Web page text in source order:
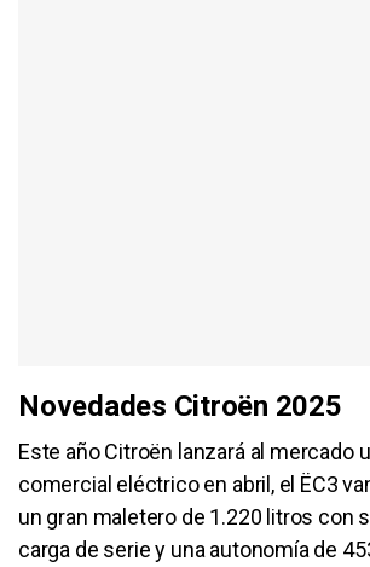
Novedades Citroën 2025
Este año Citroën lanzará al mercado
comercial eléctrico en abril, el ËC3
un gran maletero de 1.220 litros con
carga de serie y una autonomía de